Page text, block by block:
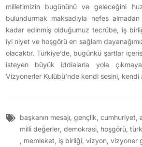
milletimizin bugününü ve geleceğini
bulundurmak maksadıyla nefes almadan
kadar edinmiş olduğumuz tecrübe, iş
iyi niyet ve hoşgörü en sağlam
olacaktır. Türkiye’de, bugünkü şartlar
isteyen büyük iddialarla yola
Vizyonerler Kulübü’nde kendi sesini, kendi
başkanın mesajı, gençlik, cumhuriyet,
milli değerler, demokrasi, hoşgörü,
, memleket, iş birliği, vizyon, vizyoner